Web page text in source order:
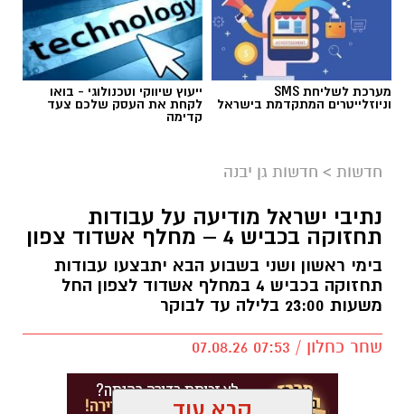
מערכת לשליחת SMS
וניוזלייטרים המתקדמת בישראל
ייעוץ שיווקי וטכנולוגי - בואו
לקחת את העסק שלכם צעד
קדימה
חדשות > חדשות גן יבנה
נתיבי ישראל מודיעה על עבודות
תחזוקה בכביש 4 – מחלף אשדוד צפון
בימי ראשון ושני בשבוע הבא יתבצעו עבודות
תחזוקה בכביש 4 במחלף אשדוד לצפון החל
משעות 23:00 בלילה עד לבוקר
שחר כחלון / 07:53 07.08.26